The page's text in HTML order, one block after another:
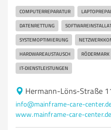
COMPUTERREPARATUR
DATENRETTUNG
SYSTEMOPTIMIERUNG
HARDWAREAUSTAUSCH RÖDERMARK
IT-DIENSTLEISTUNGEN
Hermann-Löns-Straße
info@mainframe-care-
www.mainframe-care-